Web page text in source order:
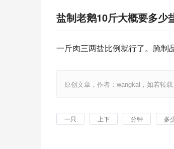
盐制老鹅10斤大概要多少
一斤肉三两盐比例就行了。腌制
原创文章，作者：wangkai，如若转
一只 上下 分钟 多